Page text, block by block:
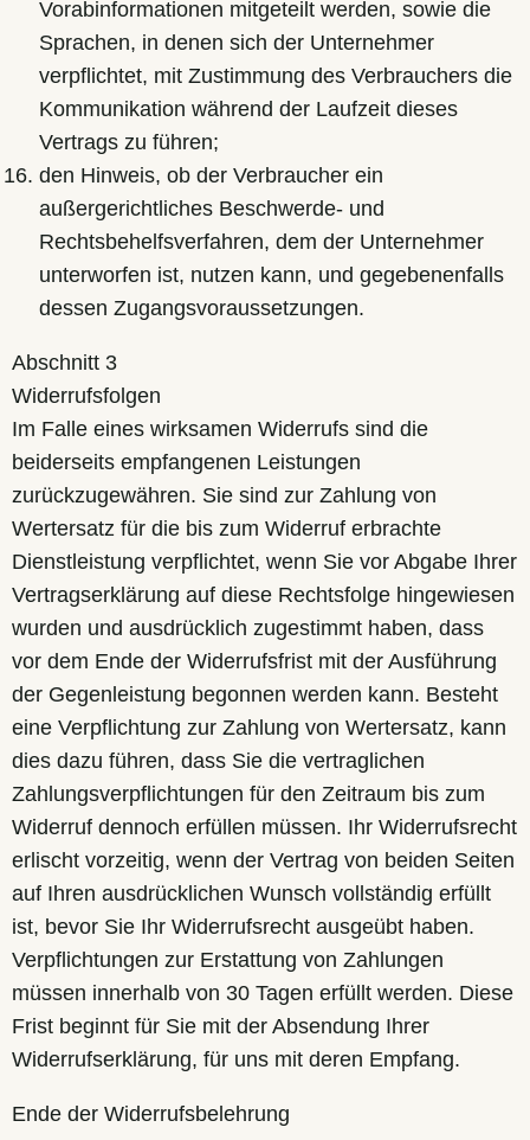
Vorabinformationen mitgeteilt werden, sowie die
Sprachen, in denen sich der Unternehmer
verpflichtet, mit Zustimmung des Verbrauchers die
Kommunikation während der Laufzeit dieses
Vertrags zu führen;
den Hinweis, ob der Verbraucher ein
außergerichtliches Beschwerde- und
Rechtsbehelfsverfahren, dem der Unternehmer
unterworfen ist, nutzen kann, und gegebenenfalls
dessen Zugangsvoraussetzungen.
Abschnitt 3
Widerrufsfolgen
Im Falle eines wirksamen Widerrufs sind die
beiderseits empfangenen Leistungen
zurückzugewähren. Sie sind zur Zahlung von
Wertersatz für die bis zum Widerruf erbrachte
Dienstleistung verpflichtet, wenn Sie vor Abgabe Ihrer
Vertragserklärung auf diese Rechtsfolge hingewiesen
wurden und ausdrücklich zugestimmt haben, dass
vor dem Ende der Widerrufsfrist mit der Ausführung
der Gegenleistung begonnen werden kann. Besteht
eine Verpflichtung zur Zahlung von Wertersatz, kann
dies dazu führen, dass Sie die vertraglichen
Zahlungsverpflichtungen für den Zeitraum bis zum
Widerruf dennoch erfüllen müssen. Ihr Widerrufsrecht
erlischt vorzeitig, wenn der Vertrag von beiden Seiten
auf Ihren ausdrücklichen Wunsch vollständig erfüllt
ist, bevor Sie Ihr Widerrufsrecht ausgeübt haben.
Verpflichtungen zur Erstattung von Zahlungen
müssen innerhalb von 30 Tagen erfüllt werden. Diese
Frist beginnt für Sie mit der Absendung Ihrer
Widerrufserklärung, für uns mit deren Empfang.
Ende der Widerrufsbelehrung